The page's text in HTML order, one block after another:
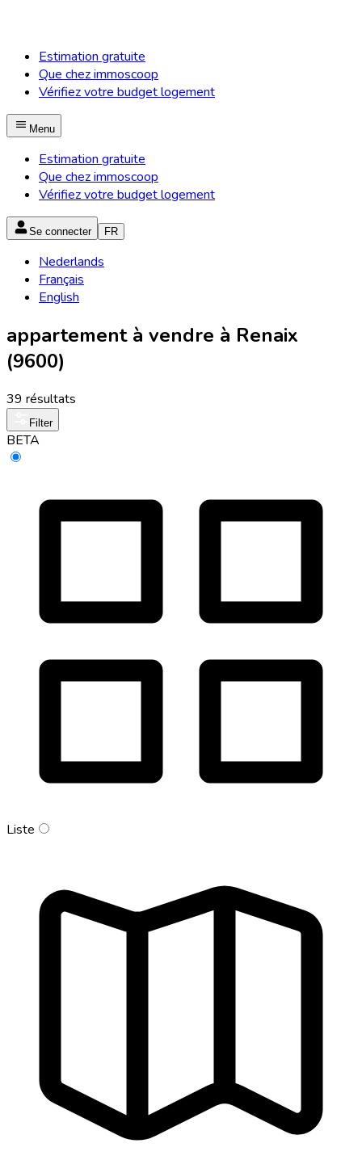
Estimation gratuite
Que chez immoscoop
Vérifiez votre budget logement
Menu
Estimation gratuite
Que chez immoscoop
Vérifiez votre budget logement
Se connecter FR
Nederlands
Français
English
appartement à vendre à Renaix
(9600)
39 résultats
Filter
BETA
Liste